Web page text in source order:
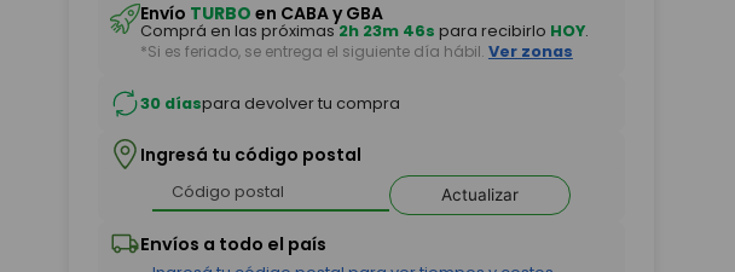
Envío TURBO en CABA y GBA
Comprá en las próximas2h 23m 45spara recibirlo HOY.
*Si es feriado, se entrega el siguiente día hábil. Ver zonas
30 díaspara devolver tu compra
Ingresá tu código postal
Actualizar